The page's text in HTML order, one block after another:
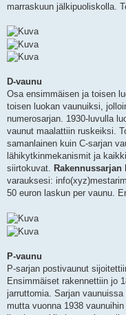
marraskuun jälkipuoliskolla.
D-vaunu
Osa ensimmäisen ja toisen
toisen luokan vaunuiksi,
numerosarjan. 1930-luvulla
vaunut maalattiin ruskeiksi.
samanlainen kuin C-sarjan
lähikytkinmekanismit ja
siirtokuvat.
varauksesi:
50 euron laskun per vaunu.
P-vaunu
P-sarjan postivaunut
Ensimmäiset rakennettiin jo
jarruttomia. Sarjan
mutta vuonna 1938